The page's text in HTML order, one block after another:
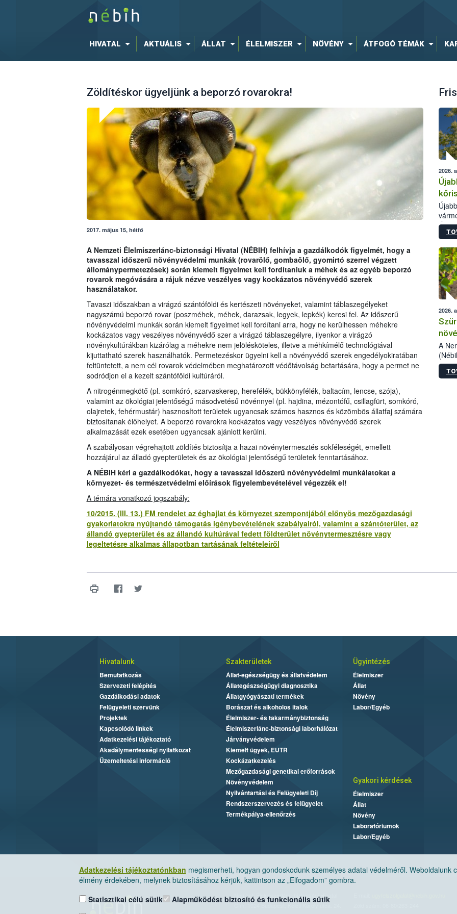
HIVATAL AKTUÁLIS ÁLLAT ÉLELMISZER NÖVÉNY ÁTFOGÓ TÉMÁK
Zöldítéskor ügyeljünk a beporzó rovarokra!
2017. május 15, hétfő
A Nemzeti Élelmiszerlánc-biztonsági Hivatal (NÉBIH) felhívja a gazdálkodók figyelmét, hogy a
tavasszal időszerű növényvédelmi munkák (rovarölő, gombaölő, gyomirtó szerrel végzett
állománypermetezések) során kiemelt figyelmet kell fordítaniuk a méhek és az egyéb beporzó
rovarok megóvására a rájuk nézve veszélyes vagy kockázatos növényvédő szerek
használatakor.
Tavaszi időszakban a virágzó szántóföldi és kertészeti növényeket, valamint táblaszegélyeket
nagyszámú beporzó rovar (poszméhek, méhek, darazsak, legyek, lepkék) keresi fel. Az időszerű
növényvédelmi munkák során kiemelt figyelmet kell fordítani arra, hogy ne kerülhessen méhekre
kockázatos vagy veszélyes növényvédő szer a virágzó táblaszegélyre, ilyenkor a virágzó
növénykultúrákban kizárólag a méhekre nem jelölésköteles, illetve a méhkímélő technológiával
kijuttatható szerek használhatók. Permetezéskor ügyelni kell a növényvédő szerek engedélyokiratában
feltüntetett, a nem cél rovarok védelmében meghatározott védőtávolság betartására, hogy a permet ne
sodródjon el a kezelt szántóföldi kultúráról.
A nitrogénmegkötő (pl. somkóró, szarvaskerep, herefélék, bükkönyfélék, baltacím, lencse, szója),
valamint az ökológiai jelentőségű másodvetésű növénnyel (pl. hajdina, mézontófű, csillagfürt, somkóró,
olajretek, fehérmustár) hasznosított területek ugyancsak számos hasznos és közömbös állatfaj számára
biztosítanak élőhelyet. A beporzó rovarokra kockázatos vagy veszélyes növényvédő szerek
alkalmazását ezek esetében ugyancsak ajánlott kerülni.
A szabályosan végrehajtott zöldítés biztosítja a hazai növénytermesztés sokféleségét, emellett
hozzájárul az álladó gyepterületek és az ökológiai jelentőségű területek fenntartásához.
A NÉBIH kéri a gazdálkodókat, hogy a tavasszal időszerű növényvédelmi munkálatokat a
környezet- és természetvédelmi előírások figyelembevételével végezzék el!
A témára vonatkozó jogszabály:
10/2015. (III. 13.) FM rendelet az éghajlat és környezet szempontjából előnyös mezőgazdasági
gyakorlatokra nyújtandó támogatás igénybevételének szabályairól, valamint a szántóterület, az
állandó gyepterület és az állandó kultúrával fedett földterület növénytermesztésre vagy
legeltetésre alkalmas állapotban tartásának feltételeiről
2026.
2026.
A
Adatkezelési tájékoztatónkban megismerheti, hogyan gondoskodunk személyes adatai védelméről. Weboldalunk
élmény érdekében, melynek biztosításához kérjük, kattintson az „Elfogadom” gombra.
Statisztikai célú sütik
Alapműködést biztosító és funkcionális sütik
Hivatalunk
Bemutatkozás
Szervezeti felépítés
Gazdálkodási adatok
Felügyeleti szervünk
Projektek
Kapcsolódó linkek
Adatkezelési tájékoztató
Akadálymentességi nyilatkozat
Üzemeltetési információ
Szakterületek
Állat-egészségügy és állatvédelem
Állategészségügyi diagnosztika
Állatgyógyászati termékek
Borászat és alkoholos italok
Élelmiszer- és takarmánybiztonság
Élelmiszerlánc-biztonsági laborhálózat
Járványvédelem
Kiemelt ügyek, EUTR
Kockázatkezelés
Mezőgazdasági genetikai erőforrások
Növényvédelem
Nyilvántartási és Felügyeleti Díj
Rendszerszervezés és felügyelet
Termékpálya-ellenőrzés
Ügyintézés
Élelmiszer
Állat
Növény
Labor/Egyéb
Gyakori kérdések
Élelmiszer
Állat
Növény
Laboratóriumok
Labor/Egyéb
Nemzeti Élelmiszerlánc-biztonsági Hivatal